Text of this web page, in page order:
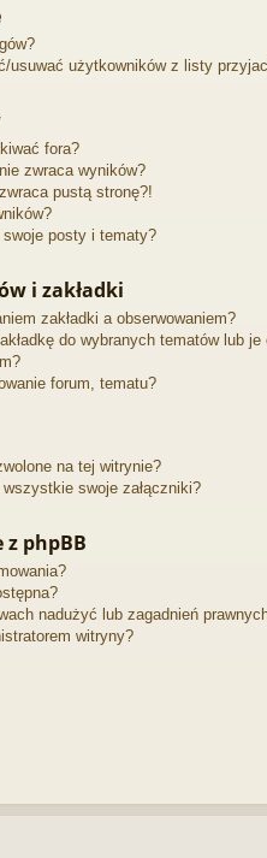
usuwać użytkowników z listy
fora?
zwraca wyników?
pustą stronę?!
posty i tematy?
i zakładki
zakładki a obserwowaniem?
do wybranych tematów lub je
forum, tematu?
na tej witrynie?
swoje załączniki?
phpBB
nadużyć lub zagadnień
witryny?